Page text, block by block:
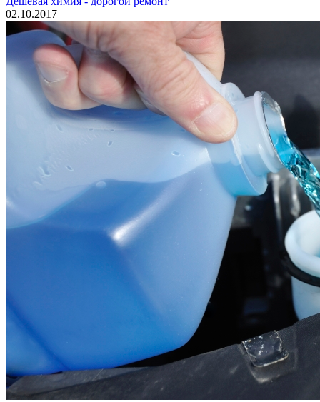
02.10.2017